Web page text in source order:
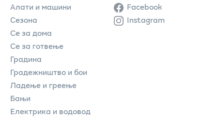
Алати и машини
Сезона
Се за дома
Се за готвење
Градина
Градежништво и бои
Ладење и греење
Бањи
Електрика и водовод
Facebook
Instagram